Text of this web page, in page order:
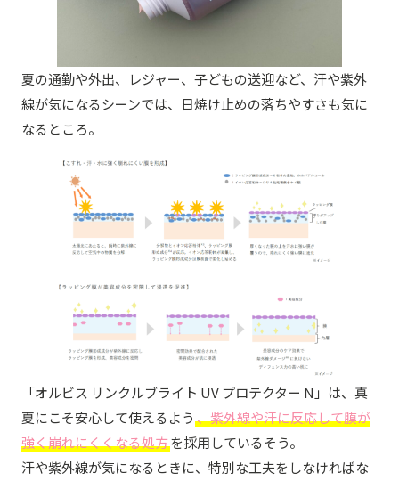
夏の通勤や外出、レジャー、子どもの送迎など、汗や紫外
線が気になるシーンでは、日焼け止めの落ちやすさも気に
なるところ。
「オルビス リンクルブライト UV プロテクター N」は、真
夏にこそ安心して使えるよう 、紫外線や汗に反応して膜が
強く崩れにくくなる処方を採用しているそう。
汗や紫外線が気になるときに、特別な工夫をしなければな